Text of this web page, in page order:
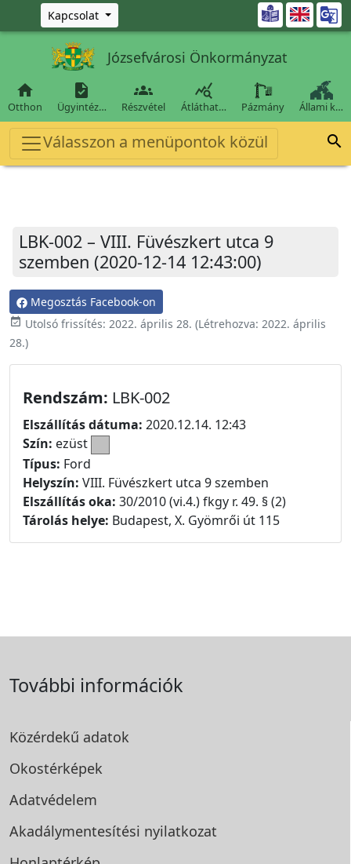
Ugrás a fő tartalomra
Kapcsolat 
Józsefvárosi Önkormányzat

Otthon

Ügyintéz…

Részvétel

Átláthat… Pázmány Állami k…
Válasszon a menüpontok közül 
LBK-002 – VIII. Füvészkert utca 9
szemben (2020-12-14 12:43:00)
Megosztás Facebook-on
event_available Utolsó frissítés: 2022. április 28. (Létrehozva: 2022. április
28.)
Rendszám: LBK-002
Elszállítás dátuma: 2020.12.14. 12:43
Szín: ezüst
Típus: Ford
Helyszín: VIII. Füvészkert utca 9 szemben
Elszállítás oka: 30/2010 (vi.4.) fkgy r. 49. § (2)
Tárolás helye: Budapest, X. Gyömrői út 115
További információk
Közérdekű adatok
Okostérképek
Adatvédelem
Akadálymentesítési nyilatkozat